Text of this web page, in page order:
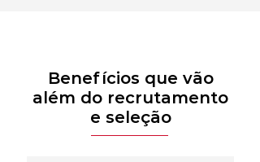
Benefícios que vão
além do recrutamento
e seleção